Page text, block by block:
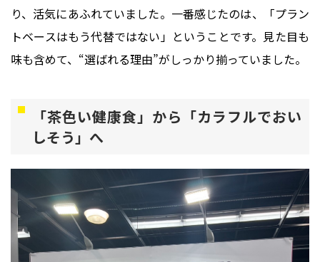
り、活気にあふれていました。一番感じたのは、「プラン
トベースはもう代替ではない」ということです。見た目も
味も含めて、“選ばれる理由”がしっかり揃っていました。
「茶色い健康食」から「カラフルでおい
しそう」へ